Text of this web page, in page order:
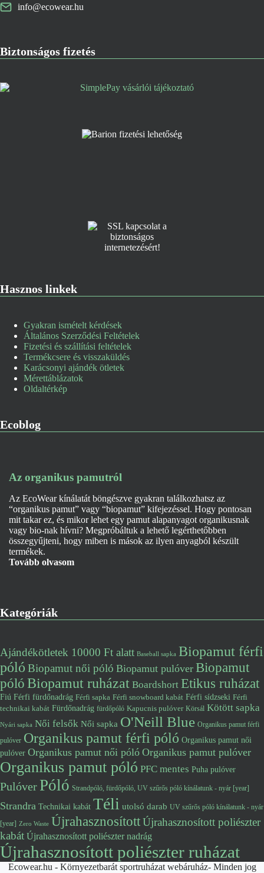
info@ecowear.hu
Biztonságos fizetés
Hasznos linkek
Gyakran ismételt kérdések
Általános Szerződési Feltételek
Fizetési és szállítási feltételek
Termékcsere és visszaküldés
Karácsonyi ajándék ötletek
Mérettáblázatok
Oldaltérkép
Ecoblog
Az organikus pamutról
Az EcoWear kínálatát böngészve gyakran találkozhatsz az
“organikus pamut” vagy “biopamut” kifejezéssel. Hogy pontosan
mit takar ez, és mikor lehet egy pamut alapanyagot organikusnak
vagy bio-nak hívni? Megpróbáltuk a lehető legérthetőbben
összegyűjteni, hogy miben is mások az ilyen anyagból készült
termékek.
Tovább olvasom
Kategóriák
Ajándékötletek 10000 Ft alatt Baseball sapka Biopamut férfi
póló Biopamut női póló Biopamut pulóver Biopamut
pólóBiopamut ruházat Boardshort Etikus ruházat
Fiú Férfi fürdőnadrág Férfi sapka Férfi snowboard kabát Férfi sídzseki Férfi
technikai kabát Fürdőnadrág fürdőpóló Kapucnis pulóver Körsál Kötött sapka
Nyári sapka Női felsők Női sapka O'Neill Blue Organikus pamut férfi
pulóver Organikus pamut férfi póló Organikus pamut női
pulóver Organikus pamut női póló Organikus pamut pulóver
Organikus pamut póló PFC mentes Puha pulóver
PulóverPóló Strandpóló, fürdőpóló, UV szűrős póló kínálatunk - nyár [year]
Strandra Technikai kabát Téli utolsó darab UV szűrős póló kínálatunk - nyár
[year] Zero Waste ÚjrahasznosítottÚjrahasznosított poliészter
kabát Újrahasznosított poliészter nadrág
Újrahasznosított poliészter ruházat
Ecowear.hu - Környezetbarát sportruházat webáruház- Minden jog